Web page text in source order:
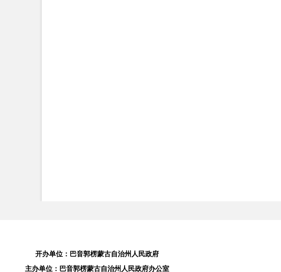
开办单位：巴音郭楞蒙古自治州人民政府
主办单位：巴音郭楞蒙古自治州人民政府办公室